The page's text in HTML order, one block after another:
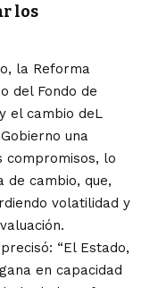
los
la Reforma
del Fondo de
el cambio deL
una
compromisos, lo
de cambio, que,
volatilidad y
“El Estado,
en capacidad